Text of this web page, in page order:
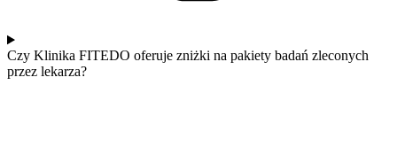
Czy Klinika FITEDO oferuje zniżki na pakiety badań zleconych
przez lekarza?